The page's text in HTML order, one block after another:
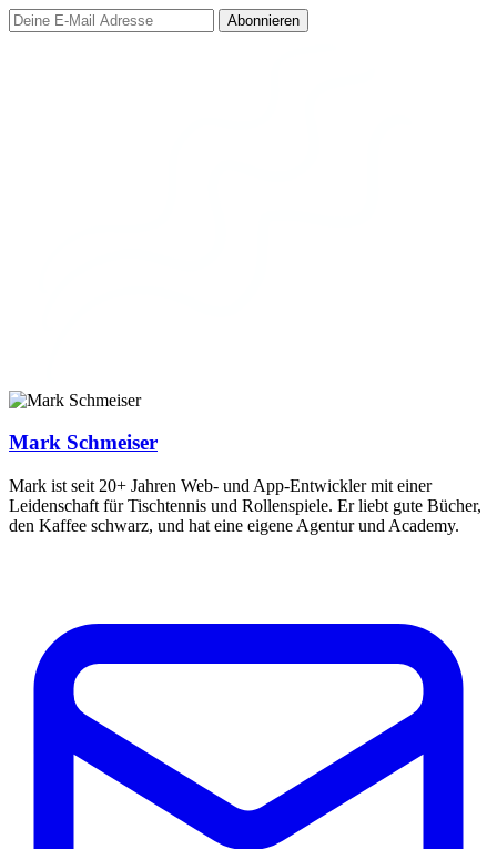
Abonnieren
Mark Schmeiser
Mark ist seit 20+ Jahren Web- und App-Entwickler mit einer
Leidenschaft für Tischtennis und Rollenspiele. Er liebt gute Bücher,
den Kaffee schwarz, und hat eine eigene Agentur und Academy.